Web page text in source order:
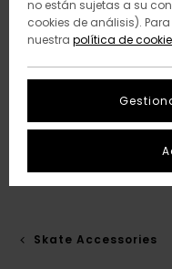
Skate Accessories
no están sujetas a su
cookies de análisis).
nuestra política de